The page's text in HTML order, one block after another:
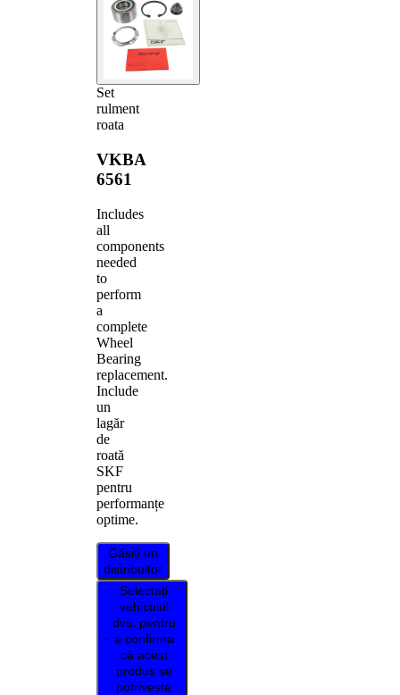
Set
rulment
roata
VKBA
6561
Includes
all
components
needed
to
perform
a
complete
Wheel
Bearing
replacement.
Include
un
lagăr
de
roată
SKF
pentru
performanțe
optime.
Găsiți un
distribuitor
Selectați
vehiculul
dvs. pentru
a confirma
că acest
produs se
potrivește